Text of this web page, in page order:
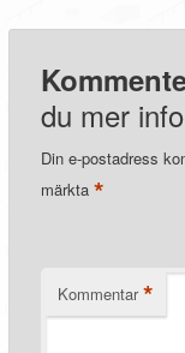
du mer
Din e-postadress
märkta*
Kommentar *